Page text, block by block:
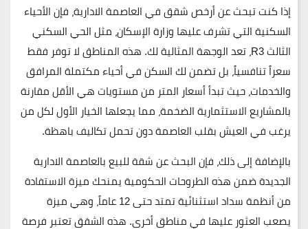
إذا كنت تبحث عنأرخص شقق في العاصمة الادارية، فإن الأحياء
السكنية التي تشرف عليها وزارة الإسكان، مثل الحي السكني
الثالث R3، تعد الوجهة المثالية لك. هذه المناطق لا توفر فقط
سعراً تنافسياً، بل تضمن لك السكن في أحياء مكتملة المرافق
والخدمات، حيث تبدأ أسعار المتر من مستويات هي الأقل مقارنة
بالمشاريع الاستثمارية الضخمة، مما يجعلها الخيار الأول لكل من
يرغب في العيش بقلب العاصمة دون تحمل تكاليف باهظة.
بالإضافة إلى ذلك، فإن البحث عنشقة للبيع بالعاصمة الادارية
الجديدةضمن هذه الطروحات الحكومية يمنحك ميزة الاستفادة
من أنظمة سداد استثنائية تمتد حتى 12 عاماً، وهي ميزة
يصعب العثور عليها في مناطق أخرى. هذه الشقق تعتبر فرصة